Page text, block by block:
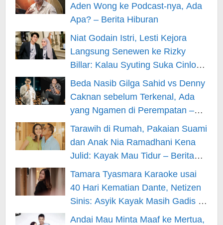
Aden Wong ke Podcast-nya, Ada
Apa? – Berita Hiburan
Niat Godain Istri, Lesti Kejora
Langsung Senewen ke Rizky
Billar: Kalau Syuting Suka Cinlok?
– Berita Hiburan
Beda Nasib Gilga Sahid vs Denny
Caknan sebelum Terkenal, Ada
yang Ngamen di Perempatan –
Berita Hiburan
Tarawih di Rumah, Pakaian Suami
dan Anak Nia Ramadhani Kena
Julid: Kayak Mau Tidur – Berita
Hiburan
Tamara Tyasmara Karaoke usai
40 Hari Kematian Dante, Netizen
Sinis: Asyik Kayak Masih Gadis –
Berita Hiburan
Andai Mau Minta Maaf ke Mertua,